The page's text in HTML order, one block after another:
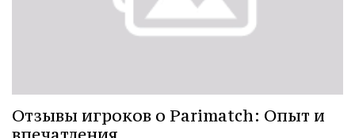
Отзывы игроков о Parimatch: Опыт и